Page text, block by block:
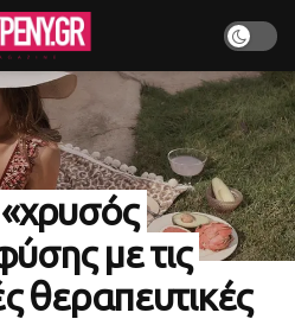
με τις
θεραπευτικές